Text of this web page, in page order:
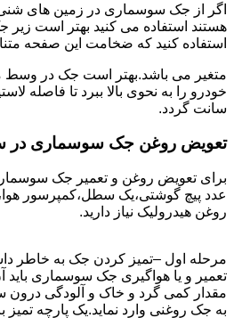
اگر از جک سوسماری در زمین های شنی
هستند استفاده می کنید بهتر است
استفاده کنید که ضخامت این صفحه
متغیر می باشد.بهتر است جک در وسط
سانت گردد.
تعویض روغن جک سوسماری در
برای تعویض روغن و تعمیر جک
عدد پیچ گوشتی،یک سطل،کمپرسور
روغن هیدرولیک نیاز دارید.
مرحله اول –تمیز کردن جک به خاطر
تعمیر و یا هواگیری جک سوسماری باید
مقدار کمی گرد و خاک و آلودگی درون
به جک روغنی وارد نماید.یک پارچه تمیز